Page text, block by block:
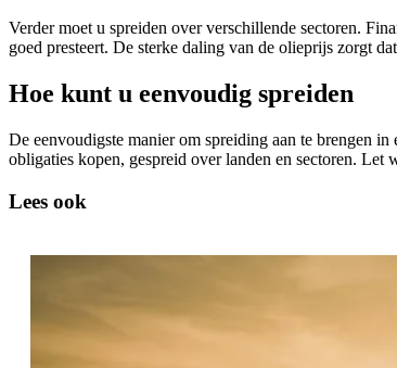
Verder moet u spreiden over verschillende sectoren.
goed presteert. De sterke daling van de olieprijs zorgt
Hoe kunt u eenvoudig spreiden
De eenvoudigste manier om spreiding aan te brengen
obligaties kopen, gespreid over landen en sectoren. Let
Lees ook